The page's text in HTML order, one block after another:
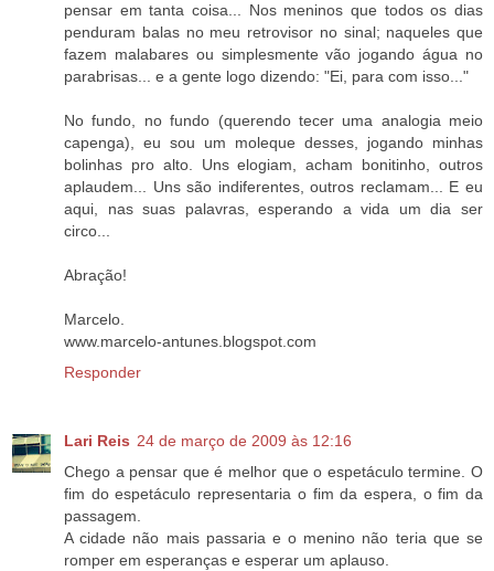
pensar em tanta coisa... Nos meninos que todos os dias
penduram balas no meu retrovisor no sinal; naqueles que
fazem malabares ou simplesmente vão jogando água no
parabrisas... e a gente logo dizendo: "Ei, para com isso..."
No fundo, no fundo (querendo tecer uma analogia meio
capenga), eu sou um moleque desses, jogando minhas
bolinhas pro alto. Uns elogiam, acham bonitinho, outros
aplaudem... Uns são indiferentes, outros reclamam... E eu
aqui, nas suas palavras, esperando a vida um dia ser
circo...
Abração!
Marcelo.
www.marcelo-antunes.blogspot.com
Responder
Lari Reis 24 de março de 2009 às 12:16
Chego a pensar que é melhor que o espetáculo termine. O
fim do espetáculo representaria o fim da espera, o fim da
passagem.
A cidade não mais passaria e o menino não teria que se
romper em esperanças e esperar um aplauso.